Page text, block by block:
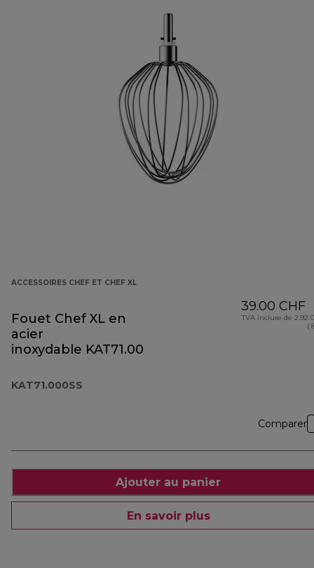
ACCESSOIRES CHEF ET CHEF XL
Fouet Chef XL en
acier
inoxydable KAT71.000SS
KAT71.000SS
39.00 CHF
TVA incluse de 2.92
(
Comparer
Ajouter au panier
En savoir plus